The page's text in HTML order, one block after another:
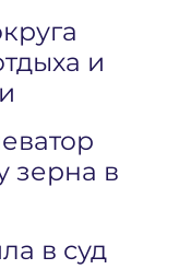
и
зерна в
в суд